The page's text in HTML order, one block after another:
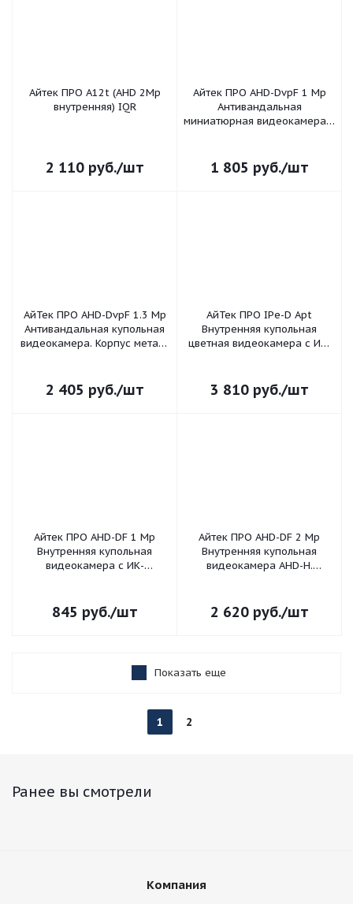
Айтек ПРО A12t (AHD 2Mp
внутренняя) IQR
2 110руб./шт
Айтек ПРО AHD-DvpF 1 Mp
Антивандальная
миниатюрная видеокамера с
CMOS+2431H; Разрешение
матрицы 12
1 805 руб./шт
АйТек ПРО AHD-DvpF 1.3 Mp
Антивандальная купольная
видеокамера. Корпус металл
матрицы 1280x960. Станда
2 405 руб./шт
АйТек ПРО IPe-D Apt
Внутренняя купольная
цветная видеокамера с ИК-
объективом; 1/2.7" AR0237
CMOS 2 Mpx; H.265/H.264; 25
3 810руб./шт
Айтек ПРО AHD-DF 1 Mp
Внутренняя купольная
видеокамера с ИК-
720p. Матрица 1/4” OV9712
CMOS + NVP2433H
845 руб./шт
Айтек ПРО AHD-DF 2 Mp
Внутренняя купольная
видеокамера AHD-H.
Разрешение видео
2Mp(1920x1080)
2 620руб./шт
Показать еще
1 2
Ранее вы смотрели
Компания